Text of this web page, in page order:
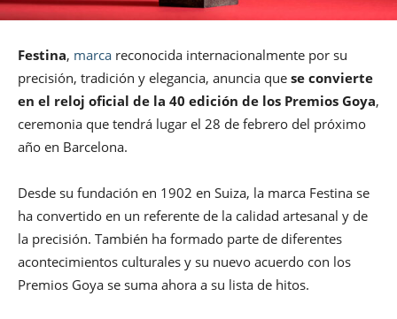
Festina, marca reconocida internacionalmente por su
precisión, tradición y elegancia, anuncia que se convierte
en el reloj oficial de la 40 edición de los Premios Goya,
ceremonia que tendrá lugar el 28 de febrero del próximo
año en Barcelona.
Desde su fundación en 1902 en Suiza, la marca Festina se
ha convertido en un referente de la calidad artesanal y de
la precisión. También ha formado parte de diferentes
acontecimientos culturales y su nuevo acuerdo con los
Premios Goya se suma ahora a su lista de hitos.